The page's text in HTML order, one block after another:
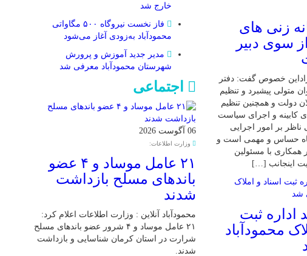
زنی های
سوی دبیر
خصوص گفت: دفتر
متولی پیشبرد و تنظیم
دولت و همچنین تنظیم
کابینه و اجرای سیاست
بر امور اجرایی
حساس و مهمی است و
همکاری با مسئولین
اینجانب […]
اداره ثبت
محمودآباد
خارج شد
فاز نخست نیروگاه ۵۰۰ مگاواتی
محمودآباد به‌زودی آغاز می‌شود
مدیر جدید آموزش و پرورش
شهرستان محمودآباد معرفی شد
اجتماعی
06 آگوست 2026
وزارت اطلاعات:
۲۱ عامل موساد و ۴ عضو
باند‌های مسلح بازداشت
شدند
محمودآباد آنلاین : وزارت اطلاعات اعلام کرد:
۲۱ عامل موساد و ۴ شرور عضو باند‌های مسلح
شرارت در استان کرمان شناسایی و بازداشت
شدند.